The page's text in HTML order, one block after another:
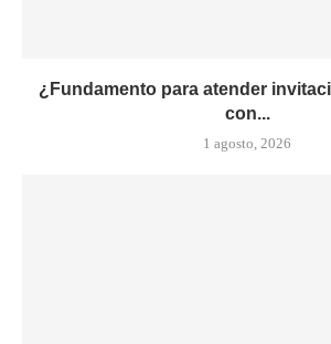
¿Fundamento para atender
con...
1 agosto, 2026